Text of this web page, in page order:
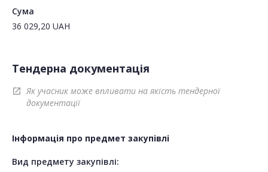
Сума
36 029,20 UAH
Тендерна документація
open_in_new
Як учасник може впливати на якість тендерної
документації
Інформація про предмет закупівлі
Вид предмету закупівлі: